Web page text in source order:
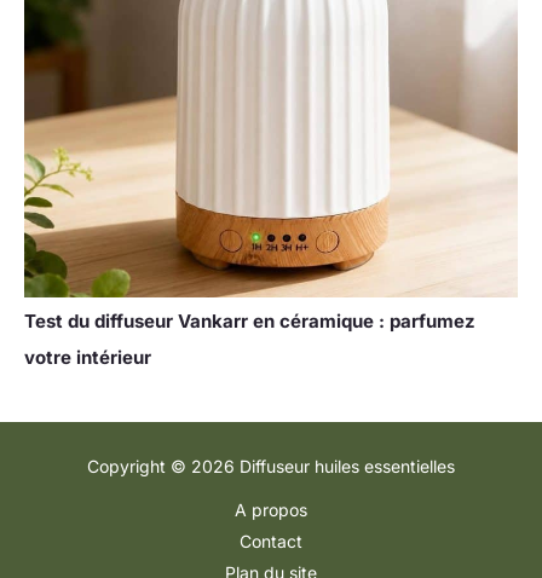
Test du diffuseur Vankarr en céramique : parfumez
votre intérieur
Copyright © 2026 Diffuseur huiles essentielles
A propos
Contact
Plan du site